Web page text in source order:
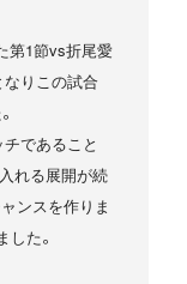
第1節vs折尾愛
りこの試合
であること
れる展開が続
ンスを作りま
た。